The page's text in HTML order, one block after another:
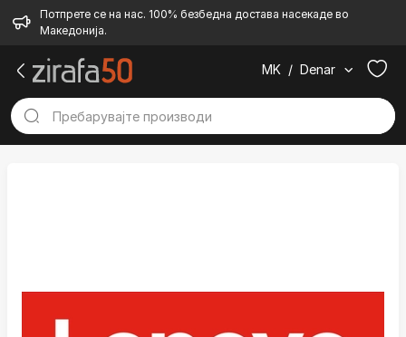
Потпрете се на нас. 100% безбедна достава насекаде во
Македонија.
MK / Denar